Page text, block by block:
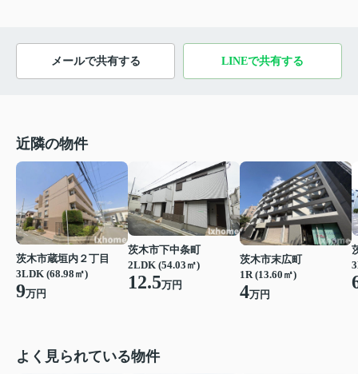
メールで共有する LINEで共有する
近隣の物件
茨木市蔵垣内２丁目
3LDK (68.98㎡)
9万円
茨木市下中条町
2LDK (54.03㎡)
12.5万円
茨木市末広町
1R (13.60㎡)
4万円
よく見られている物件